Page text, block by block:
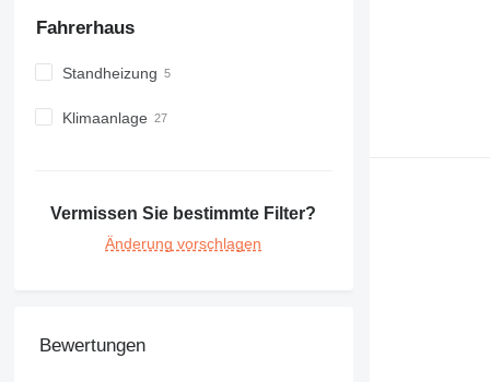
Fahrerhaus
Standheizung
Klimaanlage
Vermissen Sie bestimmte Filter?
Änderung vorschlagen
Bewertungen